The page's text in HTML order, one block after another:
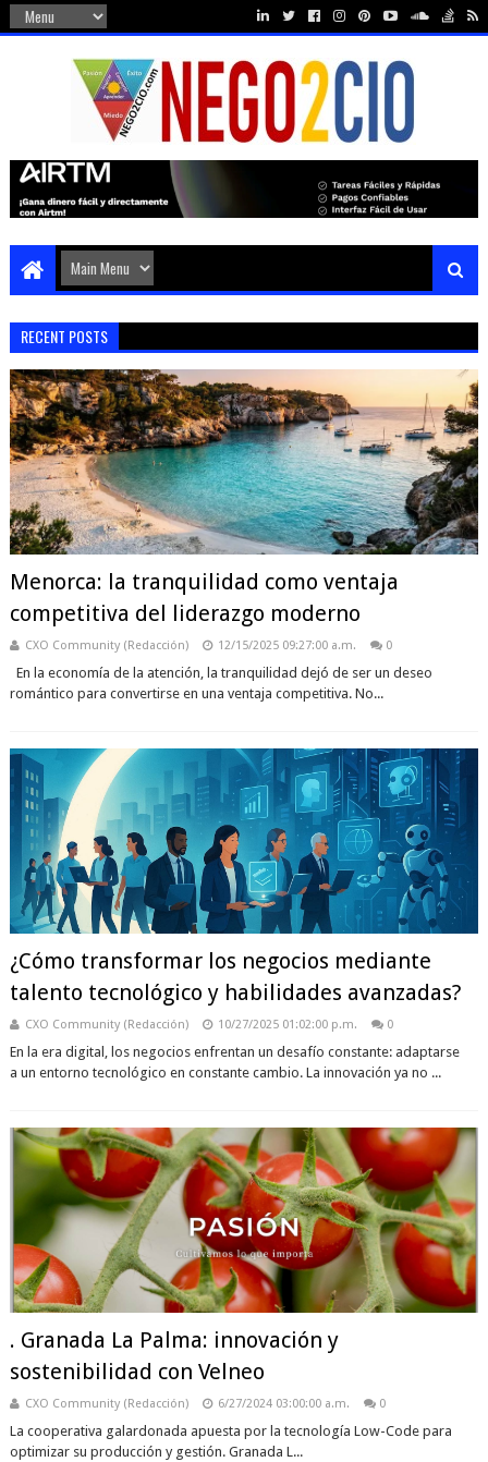
RECENT POSTS
Menorca: la tranquilidad como ventaja
competitiva del liderazgo moderno
CXO Community (Redacción) 12/15/2025 09:27:00 a.m. 0
En la economía de la atención, la tranquilidad dejó de ser un deseo
romántico para convertirse en una ventaja competitiva. No...
¿Cómo transformar los negocios mediante
talento tecnológico y habilidades avanzadas?
CXO Community (Redacción) 10/27/2025 01:02:00 p.m. 0
En la era digital, los negocios enfrentan un desafío constante: adaptarse
a un entorno tecnológico en constante cambio. La innovación ya no ...
. Granada La Palma: innovación y
sostenibilidad con Velneo
CXO Community (Redacción) 6/27/2024 03:00:00 a.m. 0
La cooperativa galardonada apuesta por la tecnología Low-Code para
optimizar su producción y gestión. Granada L...